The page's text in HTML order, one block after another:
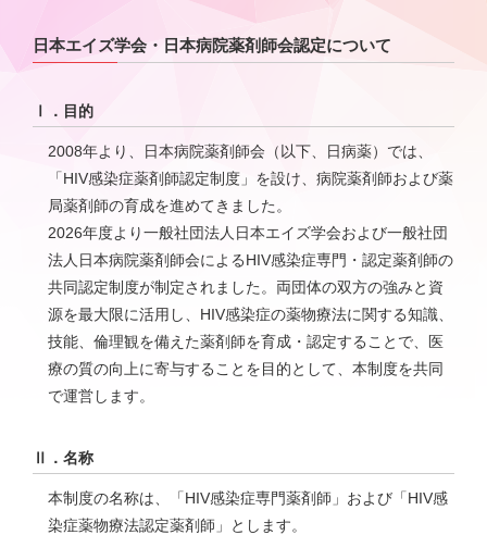
日本エイズ学会・日本病院薬剤師会認定について
Ⅰ．目的
2008年より、日本病院薬剤師会（以下、日病薬）では、
「HIV感染症薬剤師認定制度」を設け、病院薬剤師および薬
局薬剤師の育成を進めてきました。
2026年度より一般社団法人日本エイズ学会および一般社団
法人日本病院薬剤師会によるHIV感染症専門・認定薬剤師の
共同認定制度が制定されました。両団体の双方の強みと資
源を最大限に活用し、HIV感染症の薬物療法に関する知識、
技能、倫理観を備えた薬剤師を育成・認定することで、医
療の質の向上に寄与することを目的として、本制度を共同
で運営します。
Ⅱ．名称
本制度の名称は、「HIV感染症専門薬剤師」および「HIV感
染症薬物療法認定薬剤師」とします。